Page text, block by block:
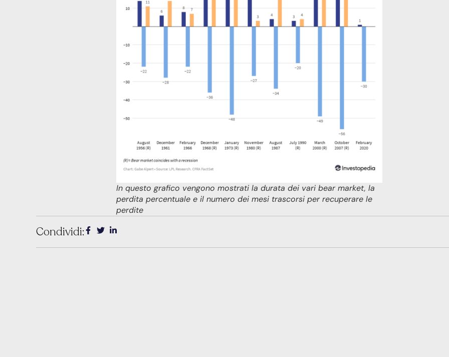
In questo grafico vengono mostrati la durata dei vari bear market, la
perdita percentuale e il numero dei mesi trascorsi per recuperare le
perdite
Condividi: